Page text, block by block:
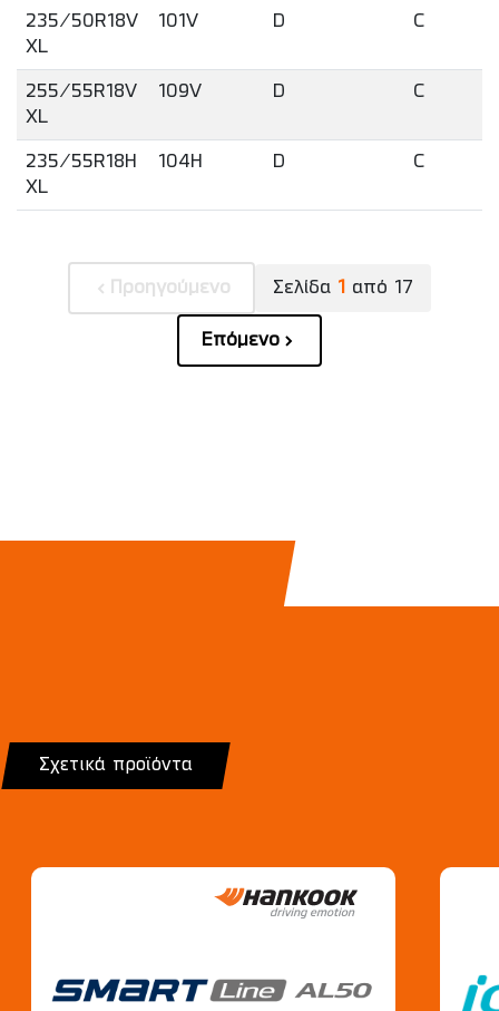
235/50R18V
XL
101V D C
255/55R18V
XL
109V D C
235/55R18H
XL
104H D C
Προηγούμενο Σελίδα 1 από 17
Επόμενο
Σχετικά προϊόντα